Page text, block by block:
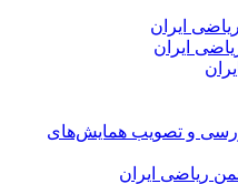
ایران
ایران
و تصویب همایش‌های
ریاضی ایران